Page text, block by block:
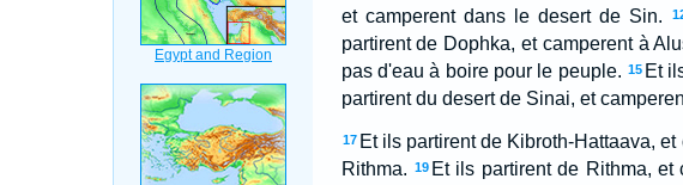
et camperent dans le desert de Sin.
partirent de Dophka, et camperent à
pas d'eau à boire pour le peuple. 15 Et
partirent du desert de Sinai, et
17 Et ils partirent de Kibroth-Hattaava,
Rithma. 19 Et ils partirent de Rithma, et